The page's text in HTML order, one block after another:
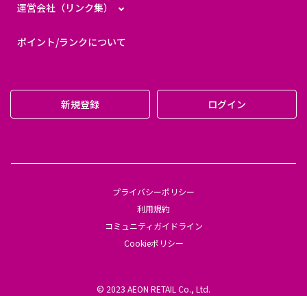
運営会社（リンク集）
ポイント/ランクについて
新規登録 ログイン
プライバシーポリシー
利用規約
コミュニティガイドライン
Cookieポリシー
© 2023 AEON RETAIL Co., Ltd.